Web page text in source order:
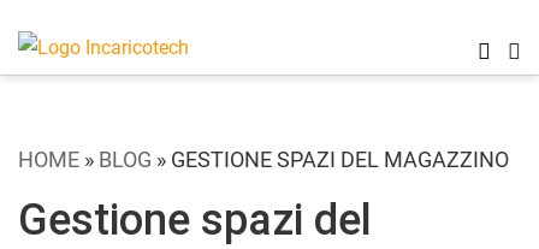
HOME » BLOG » GESTIONE SPAZI DEL MAGAZZINO
Gestione spazi del